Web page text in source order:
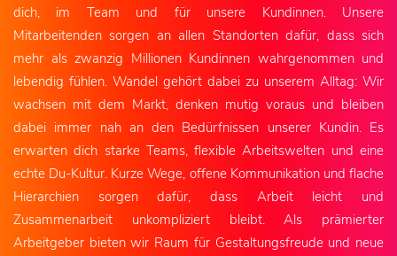
dich, im Team und für unsere Kundinnen. Unsere
Mitarbeitenden sorgen an allen Standorten dafür, dass sich
mehr als zwanzig Millionen Kundinnen wahrgenommen und
lebendig fühlen. Wandel gehört dabei zu unserem Alltag: Wir
wachsen mit dem Markt, denken mutig voraus und bleiben
dabei immer nah an den Bedürfnissen unserer Kundin. Es
erwarten dich starke Teams, flexible Arbeitswelten und eine
echte Du-Kultur. Kurze Wege, offene Kommunikation und flache
Hierarchien sorgen dafür, dass Arbeit leicht und
Zusammenarbeit unkompliziert bleibt. Als prämierter
Arbeitgeber bieten wir Raum für Gestaltungsfreude und neue